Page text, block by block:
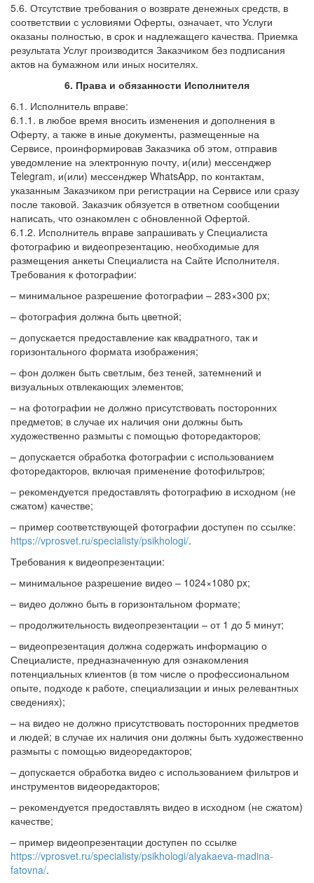
5.6. Отсутствие требования о возврате денежных средств, в
соответствии с условиями Оферты, означает, что Услуги
оказаны полностью, в срок и надлежащего качества. Приемка
результата Услуг производится Заказчиком без подписания
актов на бумажном или иных носителях.
6. Права и обязанности Исполнителя
6.1. Исполнитель вправе:
6.1.1. в любое время вносить изменения и дополнения в
Оферту, а также в иные документы, размещенные на
Сервисе, проинформировав Заказчика об этом, отправив
уведомление на электронную почту, и(или) мессенджер
Telegram, и(или) мессенджер WhatsApp, по контактам,
указанным Заказчиком при регистрации на Сервисе или сразу
после таковой. Заказчик обязуется в ответном сообщении
написать, что ознакомлен с обновленной Офертой.
6.1.2. Исполнитель вправе запрашивать у Специалиста
фотографию и видеопрезентацию, необходимые для
размещения анкеты Специалиста на Сайте Исполнителя.
Требования к фотографии:
– минимальное разрешение фотографии – 283×300 px;
– фотография должна быть цветной;
– допускается предоставление как квадратного, так и
горизонтального формата изображения;
– фон должен быть светлым, без теней, затемнений и
визуальных отвлекающих элементов;
– на фотографии не должно присутствовать посторонних
предметов; в случае их наличия они должны быть
художественно размыты с помощью фоторедакторов;
– допускается обработка фотографии с использованием
фоторедакторов, включая применение фотофильтров;
– рекомендуется предоставлять фотографию в исходном (не
сжатом) качестве;
– пример соответствующей фотографии доступен по ссылке:
https://vprosvet.ru/specialisty/psikhologi/.
Требования к видеопрезентации:
– минимальное разрешение видео – 1024×1080 px;
– видео должно быть в горизонтальном формате;
– продолжительность видеопрезентации – от 1 до 5 минут;
– видеопрезентация должна содержать информацию о
Специалисте, предназначенную для ознакомления
потенциальных клиентов (в том числе о профессиональном
опыте, подходе к работе, специализации и иных релевантных
сведениях);
– на видео не должно присутствовать посторонних предметов
и людей; в случае их наличия они должны быть художественно
размыты с помощью видеоредакторов;
– допускается обработка видео с использованием фильтров и
инструментов видеоредакторов;
– рекомендуется предоставлять видео в исходном (не сжатом)
качестве;
– пример видеопрезентации доступен по ссылке
https://vprosvet.ru/specialisty/psikhologi/alyakaeva-madina-
fatovna/.